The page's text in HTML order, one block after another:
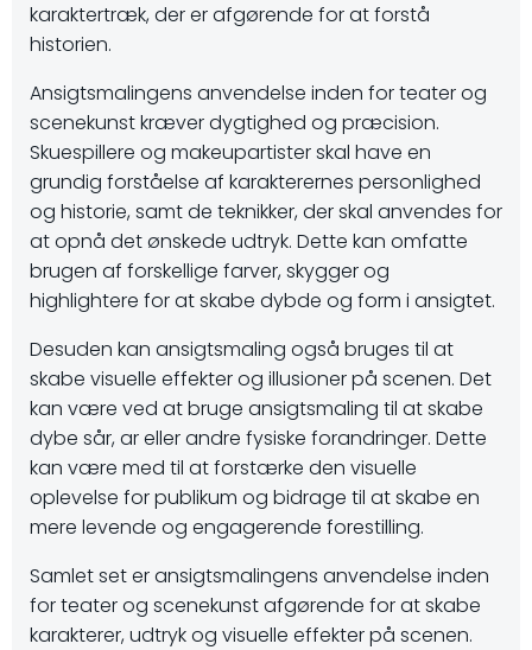
karaktertræk, der er afgørende for at forstå
historien.
Ansigtsmalingens anvendelse inden for teater og
scenekunst kræver dygtighed og præcision.
Skuespillere og makeupartister skal have en
grundig forståelse af karakterernes personlighed
og historie, samt de teknikker, der skal anvendes for
at opnå det ønskede udtryk. Dette kan omfatte
brugen af forskellige farver, skygger og
highlightere for at skabe dybde og form i ansigtet.
Desuden kan ansigtsmaling også bruges til at
skabe visuelle effekter og illusioner på scenen. Det
kan være ved at bruge ansigtsmaling til at skabe
dybe sår, ar eller andre fysiske forandringer. Dette
kan være med til at forstærke den visuelle
oplevelse for publikum og bidrage til at skabe en
mere levende og engagerende forestilling.
Samlet set er ansigtsmalingens anvendelse inden
for teater og scenekunst afgørende for at skabe
karakterer, udtryk og visuelle effekter på scenen.